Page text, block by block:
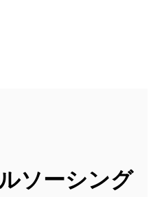
ソーシング